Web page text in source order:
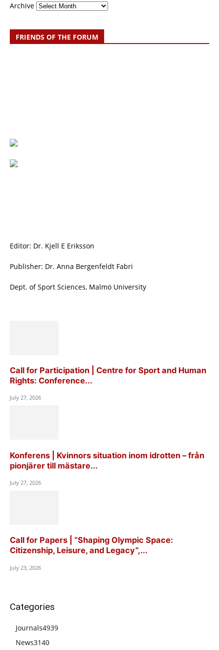
Archive
FRIENDS OF THE FORUM
Editor: Dr. Kjell E Eriksson
Publisher: Dr. Anna Bergenfeldt Fabri
Dept. of Sport Sciences, Malmö University
Call for Participation | Centre for Sport and Human
Rights: Conference...
July 27, 2026
Konferens | Kvinnors situation inom idrotten – från
pionjärer till mästare...
July 27, 2026
Call for Papers | “Shaping Olympic Space:
Citizenship, Leisure, and Legacy”,...
July 23, 2026
Categories
Journals4939
News3140